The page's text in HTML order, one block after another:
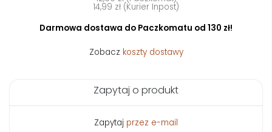
14,99 zł (Kurier Inpost)
Darmowa dostawa do Paczkomatu od 130 zł!
Zobacz koszty dostawy
Zapytaj o produkt
Zapytaj przez e-mail